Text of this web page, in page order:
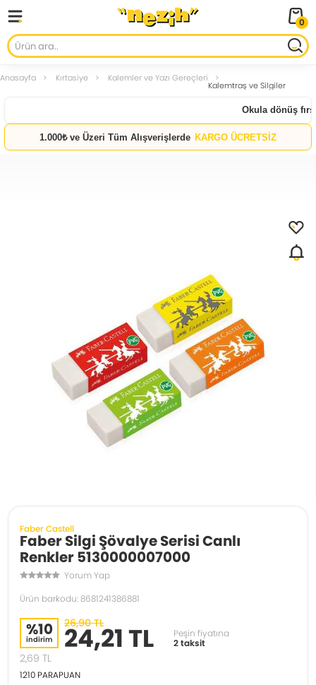
0
Anasayfa Kırtasiye Kalemler ve Yazı Gereçleri
Kalemtraş ve Silgiler
Okula dönüş
1.000₺ ve Üzeri Tüm Alışverişlerde KARGO ÜCRETSİZ
Faber Castell
Faber Silgi Şövalye Serisi Canlı
Renkler 5130000007000
Yorum Yap
Ürün barkodu: 8681241386881
%10
indirim
26,90 TL
24,21 TL
Peşin fiyatına
2 taksit
2,69 TL
1210 PARAPUAN